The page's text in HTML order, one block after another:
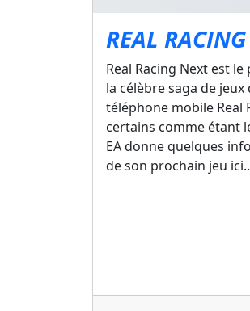
REAL
Real Racing Next est
la célèbre saga de
téléphone mobile Real
certains comme étant
EA donne quelques
de son prochain jeu